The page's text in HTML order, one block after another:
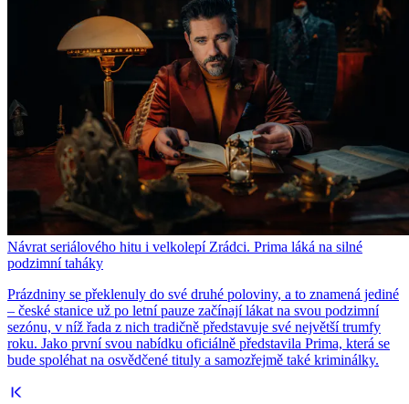
Návrat seriálového hitu i velkolepí Zrádci. Prima láká na silné
podzimní taháky
Prázdniny se překlenuly do své druhé poloviny, a to znamená jediné
– české stanice už po letní pauze začínají lákat na svou podzimní
sezónu, v níž řada z nich tradičně představuje své největší trumfy
roku. Jako první svou nabídku oficiálně představila Prima, která se
bude spoléhat na osvědčené tituly a samozřejmě také kriminálky.